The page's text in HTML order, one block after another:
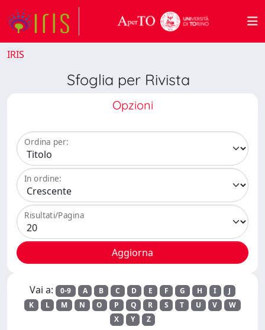
IRIS
Sfoglia per Rivista
Opzioni
Ordina per:
In ordine:
Risultati/Pagina
Vai a: 0-9 A B C D E F G H I
J
K
L M N O P Q R S T U V
W
X
Y Z